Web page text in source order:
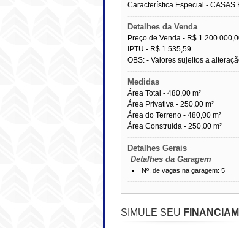
Característica Especial - CASAS
Detalhes da Venda
Preço de Venda - R$
IPTU - R$ 1.535,59
OBS: - Valores sujeitos a
Medidas
Área Total - 480,00 m²
Área Privativa - 250,00 m²
Área do Terreno - 480,00 m²
Área Construída - 250,00 m²
Detalhes Gerais
Detalhes da Garagem
Nº. de vagas na garagem: 5
SIMULE SEU